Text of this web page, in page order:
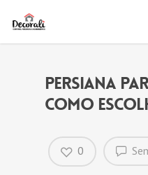
Persiana
como
0